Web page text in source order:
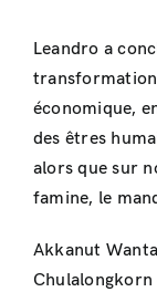
Leandro a
économique,
des êtres
alors que sur
famine, le
Akkanut
Chulalongkorn